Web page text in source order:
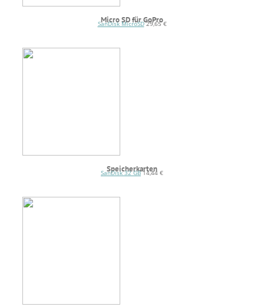
Micro SD für GoPro
SanDisk MicroSD29,65 €
Speicherkarten
SanDisk 32 GB14,44 €